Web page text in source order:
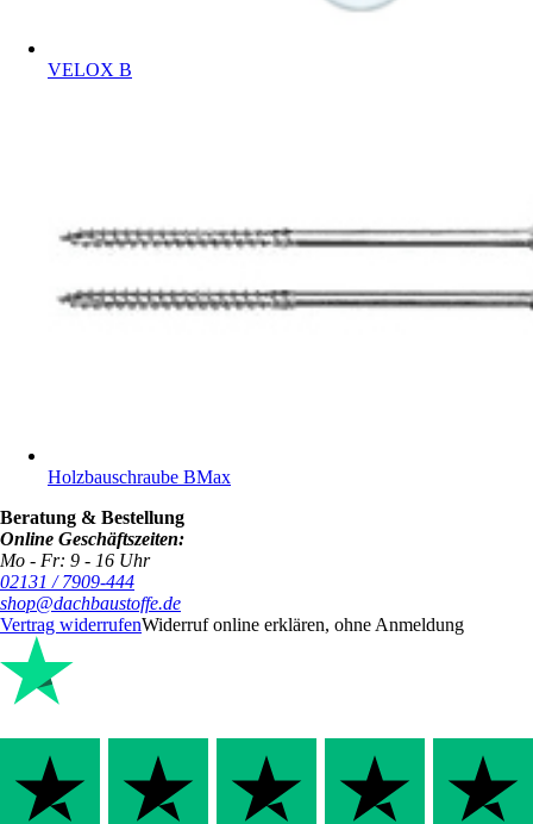
VELOX B
Holzbauschraube BMax
Beratung & Bestellung
Online Geschäftszeiten:
Mo - Fr: 9 - 16 Uhr
02131 / 7909-444
shop@dachbaustoffe.de
Vertrag widerrufenWiderruf online erklären, ohne Anmeldung